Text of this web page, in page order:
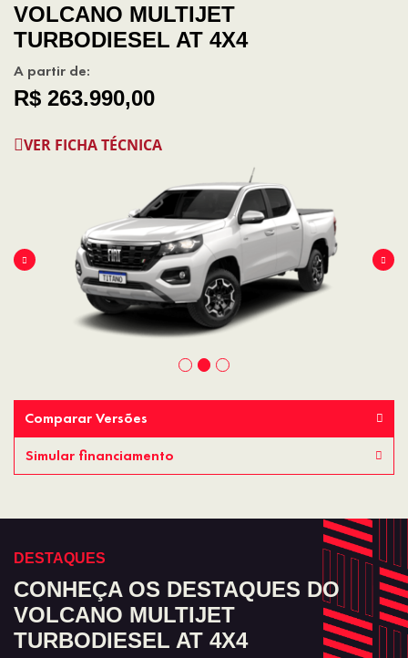
VOLCANO MULTIJET
TURBODIESEL AT 4X4
A partir de:
R$ 263.990,00
VER FICHA TÉCNICA
Comparar Versões
Simular financiamento
DESTAQUES
CONHEÇA OS DESTAQUES DO
VOLCANO MULTIJET
TURBODIESEL AT 4X4